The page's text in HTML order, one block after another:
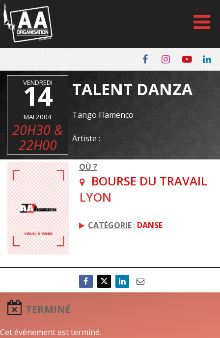
Panneau de gestion des cookies
VENDREDI
14
MAI 2004
20H30 &
22H00
TALENT DANZA
Tango Flamenco
Artiste :
OÙ ?
BOURSE DU TRAVAIL
LYON
CATÉGORIE: DANSE
TERMINÉ
Cet évènement est terminé.